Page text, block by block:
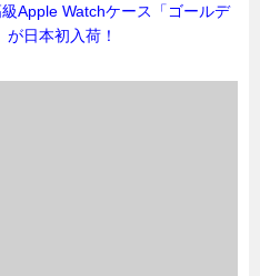
Apple Watchケース「ゴールデ
日本初入荷！